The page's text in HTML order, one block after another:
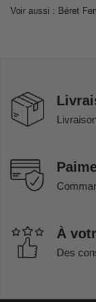
Voir aussi : Béret
À
Des